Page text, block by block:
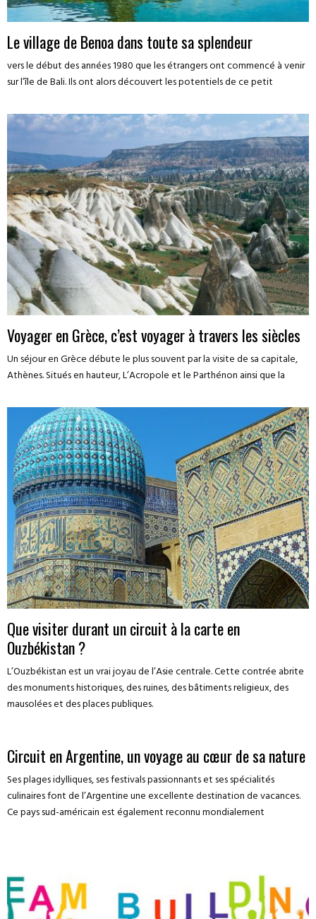
Le village de Benoa dans toute sa splendeur
vers le début des années 1980 que les étrangers ont commencé à venir
sur l’île de Bali. Ils ont alors découvert les potentiels de ce petit
Voyager en Grèce, c’est voyager à travers les siècles
Un séjour en Grèce débute le plus souvent par la visite de sa capitale,
Athènes. Situés en hauteur, L’Acropole et le Parthénon ainsi que la
Que visiter durant un circuit à la carte en
Ouzbékistan ?
L’Ouzbékistan est un vrai joyau de l’Asie centrale. Cette contrée abrite
des monuments historiques, des ruines, des bâtiments religieux, des
mausolées et des places publiques.
Circuit en Argentine, un voyage au cœur de sa nature
Ses plages idylliques, ses festivals passionnants et ses spécialités
culinaires font de l’Argentine une excellente destination de vacances.
Ce pays sud-américain est également reconnu mondialement